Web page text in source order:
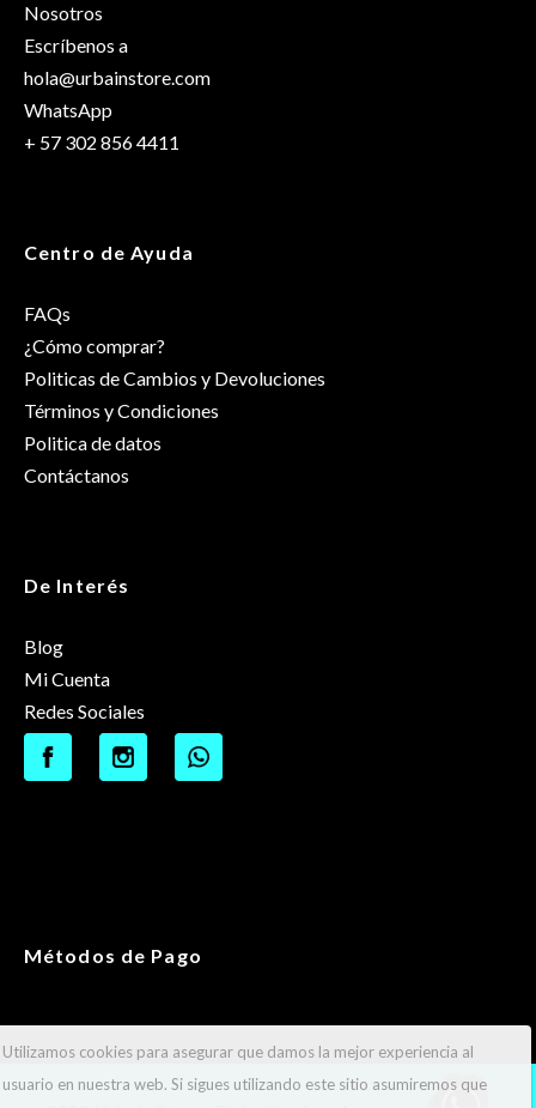
Nosotros
Escríbenos a
hola@urbainstore.com
WhatsApp
+ 57 302 856 4411
Centro de Ayuda
FAQs
¿Cómo comprar?
Politicas de Cambios y Devoluciones
Términos y Condiciones
Politica de datos
Contáctanos
De Interés
Blog
Mi Cuenta
Redes Sociales
Métodos de Pago
Utilizamos cookies para asegurar que damos la mejor experiencia al
usuario en nuestra web. Si sigues utilizando este sitio asumiremos que